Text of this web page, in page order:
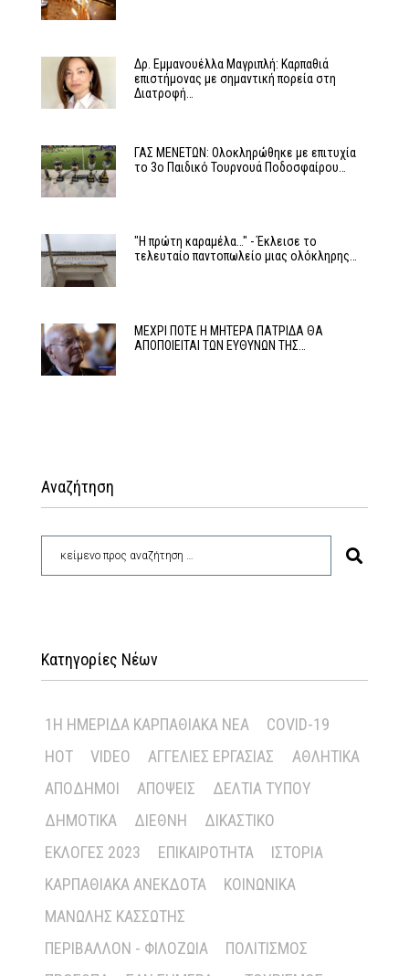
Δρ. Εμμανουέλλα Μαγριπλή: Καρπαθιά
επιστήμονας με σημαντική πορεία στη
Διατροφή…
ΓΑΣ ΜΕΝΕΤΩΝ: Ολοκληρώθηκε με επιτυχία
το 3ο Παιδικό Τουρνουά Ποδοσφαίρου…
"Η πρώτη καραμέλα…" - Έκλεισε το
τελευταίο παντοπωλείο μιας ολόκληρης…
ΜΕΧΡΙ ΠΟΤΕ Η ΜΗΤΕΡΑ ΠΑΤΡΙΔΑ ΘΑ
ΑΠΟΠΟΙΕΙΤΑΙ ΤΩΝ ΕΥΘΥΝΩΝ ΤΗΣ…
Αναζήτηση
Κατηγορίες Νέων
1Η ΗΜΕΡΊΔΑ ΚΑΡΠΑΘΙΑΚΆ ΝΈΑ
COVID-19
HOT
VIDEO ΑΓΓΕΛΊΕΣ ΕΡΓΑΣΊΑΣ
ΑΘΛΗΤΙΚΆ
ΑΠΌΔΗΜΟΙ
ΑΠΌΨΕΙΣ
ΔΕΛΤΊΑ ΤΎΠΟΥ
ΔΗΜΟΤΙΚΆ
ΔΙΕΘΝΉ
ΔΙΚΑΣΤΙΚΌ
ΕΚΛΟΓΈΣ 2023
ΕΠΙΚΑΙΡΌΤΗΤΑ
ΙΣΤΟΡΊΑ
ΚΑΡΠΑΘΙΑΚΆ ΑΝΈΚΔΟΤΑ
ΚΟΙΝΩΝΙΚΆ
ΜΑΝΏΛΗΣ ΚΑΣΣΏΤΗΣ
ΠΕΡΙΒΆΛΛΟΝ - ΦΙΛΟΖΩΊΑ
ΠΟΛΙΤΙΣΜΌΣ